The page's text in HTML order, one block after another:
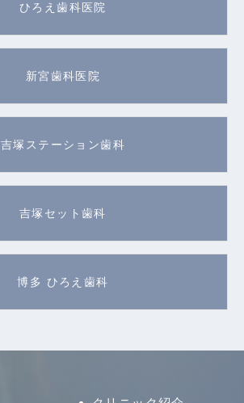
ひろえ歯科医院
新宮歯科医院
吉塚ステーション歯科
吉塚セット歯科
博多 ひろえ歯科